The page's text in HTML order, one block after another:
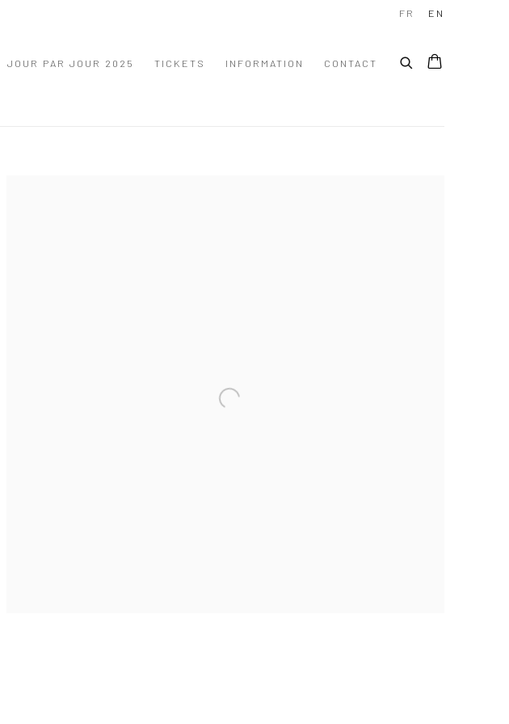
JOUR PAR JOUR 2025 TICKETS INFORMATION CONTACT
FR EN